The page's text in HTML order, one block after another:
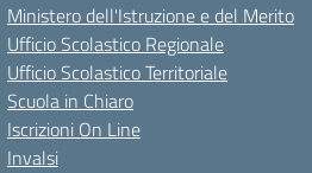
Ministero dell'Istruzione e del Merito
Ufficio Scolastico Regionale
Ufficio Scolastico Territoriale
Scuola in Chiaro
Iscrizioni On Line
Invalsi